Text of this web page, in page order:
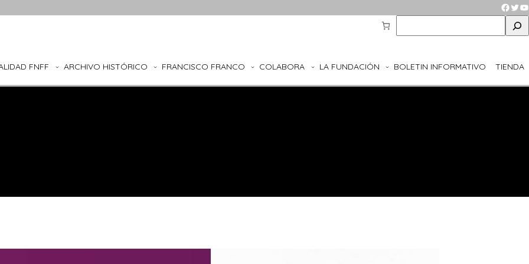
e
r
FNFF ARCHIVO HISTÓRICO FRANCISCO FRANCO COLABORA LA FUNDACIÓN BOLETIN INFORMATIVO TIENDA